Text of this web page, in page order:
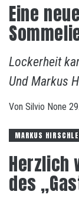
Eine
Lockerheit
Und Markus
Von Silvio None
MARKUS
Herzlich
des